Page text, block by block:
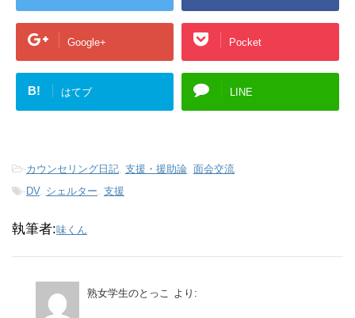
Google+ Pocket
B! はてブ LINE
-カウンセリング日記, 支援・援助論, 面会交流
-DV, シェルター, 支援
執筆者:味くん
熟女学生のとっこ より: